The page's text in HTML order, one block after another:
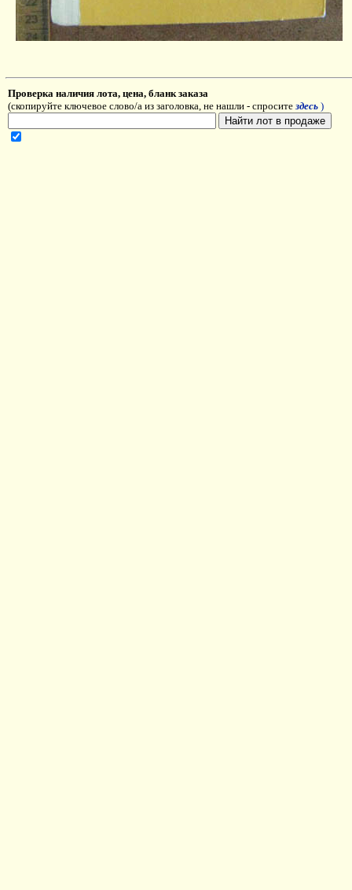
Проверка наличия лота, цена, бланк заказа
(скопируйте ключевое слово/а из заголовка, не нашли - спроситездесь )